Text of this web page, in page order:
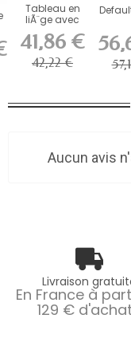
Tableau en
liÃ¨ge avec
cadre
41,86 €
42,22 €
Aucun avis
Livraison
En France à
129 €